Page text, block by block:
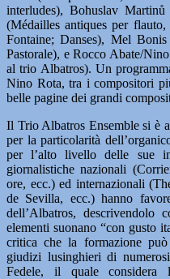
interludes), Bohuslav
(Médailles antiques per
Fontaine; Danses), Mel
Pastorale), e Rocco Abate/
al trio Albatros). Un
Nino Rota, tra i compositori
belle pagine dei grandi
Il Trio Albatros Ensemble si è
per la particolarità
per l’alto livello delle sue
giornalistiche nazionali
ore, ecc.) ed internazionali
de Sevilla, ecc.) hanno
dell’Albatros, descrivendolo
elementi suonano “con gusto
critica che la formazione
giudizi lusinghieri di
Fedele, il quale considera